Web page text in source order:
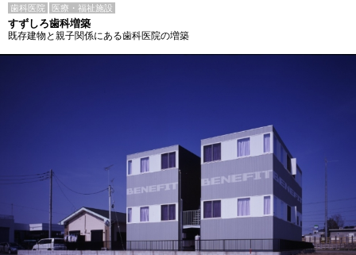
歯科医院 医療・福祉施設
すずしろ歯科増築
既存建物と親子関係にある歯科医院の増築